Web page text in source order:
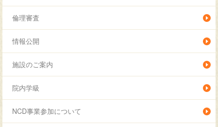
倫理審査
情報公開
施設のご案内
院内学級
NCD事業参加について